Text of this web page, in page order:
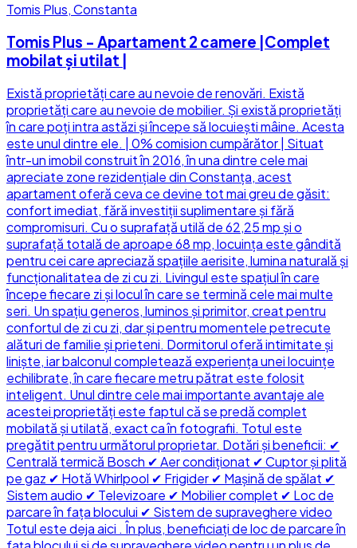
Tomis Plus, Constanta
Tomis Plus - Apartament 2 camere |Complet
mobilat și utilat |
Există proprietăți care au nevoie de renovări. Există
proprietăți care au nevoie de mobilier. Și există proprietăți
în care poți intra astăzi și începe să locuiești mâine. Acesta
este unul dintre ele. | 0% comision cumpărător | Situat
într-un imobil construit în 2016, în una dintre cele mai
apreciate zone rezidențiale din Constanța, acest
apartament oferă ceva ce devine tot mai greu de găsit:
confort imediat, fără investiții suplimentare și fără
compromisuri. Cu o suprafață utilă de 62,25 mp și o
suprafață totală de aproape 68 mp, locuința este gândită
pentru cei care apreciază spațiile aerisite, lumina naturală și
funcționalitatea de zi cu zi. Livingul este spațiul în care
începe fiecare zi și locul în care se termină cele mai multe
seri. Un spațiu generos, luminos și primitor, creat pentru
confortul de zi cu zi, dar și pentru momentele petrecute
alături de familie și prieteni. Dormitorul oferă intimitate și
liniște, iar balconul completează experiența unei locuințe
echilibrate, în care fiecare metru pătrat este folosit
inteligent. Unul dintre cele mai importante avantaje ale
acestei proprietăți este faptul că se predă complet
mobilată și utilată, exact ca în fotografii. Totul este
pregătit pentru următorul proprietar. Dotări și beneficii: ✔
Centrală termică Bosch ✔ Aer condiționat ✔ Cuptor și plită
pe gaz ✔ Hotă Whirlpool ✔ Frigider ✔ Mașină de spălat ✔
Sistem audio ✔ Televizoare ✔ Mobilier complet ✔ Loc de
parcare în fața blocului ✔ Sistem de supraveghere video
Totul este deja aici . În plus, beneficiați de loc de parcare în